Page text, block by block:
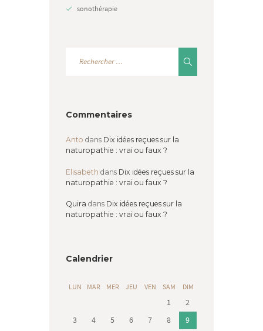
sonothérapie
Commentaires
Anto dans Dix idées reçues sur la
naturopathie : vrai ou faux ?
Elisabeth dans Dix idées reçues sur la
naturopathie : vrai ou faux ?
Quira dans Dix idées reçues sur la
naturopathie : vrai ou faux ?
Calendrier
LUN MAR MER JEU VEN SAM DIM
1
2
3
4 5 6 7 8
9